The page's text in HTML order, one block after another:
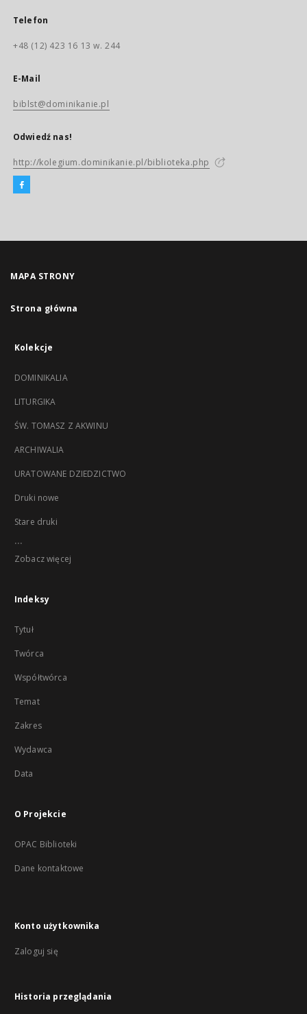
Telefon
+48 (12) 423 16 13 w. 244
E-Mail
biblst@dominikanie.pl
Odwiedź nas!
http://kolegium.dominikanie.pl/biblioteka.php
MAPA STRONY
Strona główna
Kolekcje
DOMINIKALIA
LITURGIKA
ŚW. TOMASZ Z AKWINU
ARCHIWALIA
URATOWANE DZIEDZICTWO
Druki nowe
Stare druki
...
Zobacz więcej
Indeksy
Tytuł
Twórca
Współtwórca
Temat
Zakres
Wydawca
Data
O Projekcie
OPAC Biblioteki
Dane kontaktowe
Konto użytkownika
Zaloguj się
Historia przeglądania